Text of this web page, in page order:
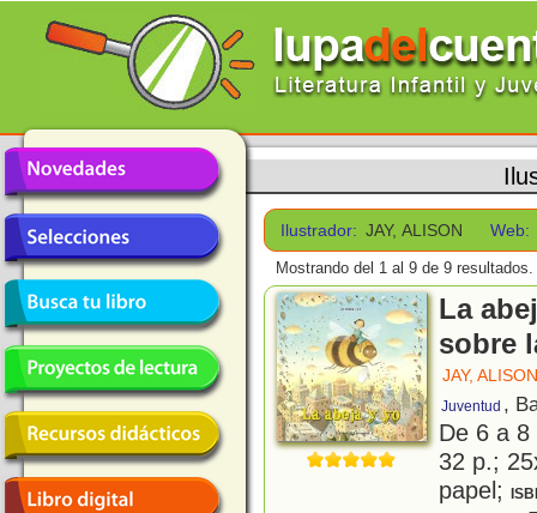
Ilustrador: JAY, ALISON Web:
Mostrando del 1 al 9 de 9 resultados.
La
sobre
JAY, ALISON
Juventud ,
De 6 a
32 p.;
papel;